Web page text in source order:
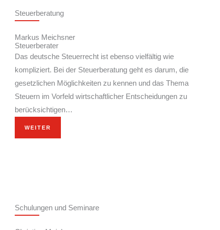
Steuerberatung
Markus Meichsner
Steuerberater
Das deutsche Steuerrecht ist ebenso vielfältig wie
kompliziert. Bei der Steuerberatung geht es darum, die
gesetzlichen Möglichkeiten zu kennen und das Thema
Steuern im Vorfeld wirtschaftlicher Entscheidungen zu
berücksichtigen…
WEITER
Schulungen und Seminare